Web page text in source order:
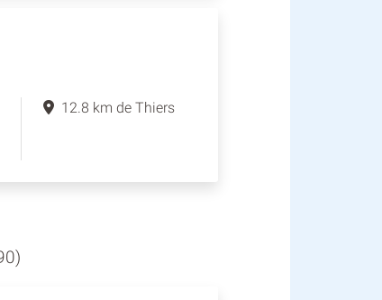
12.8 km de Thiers